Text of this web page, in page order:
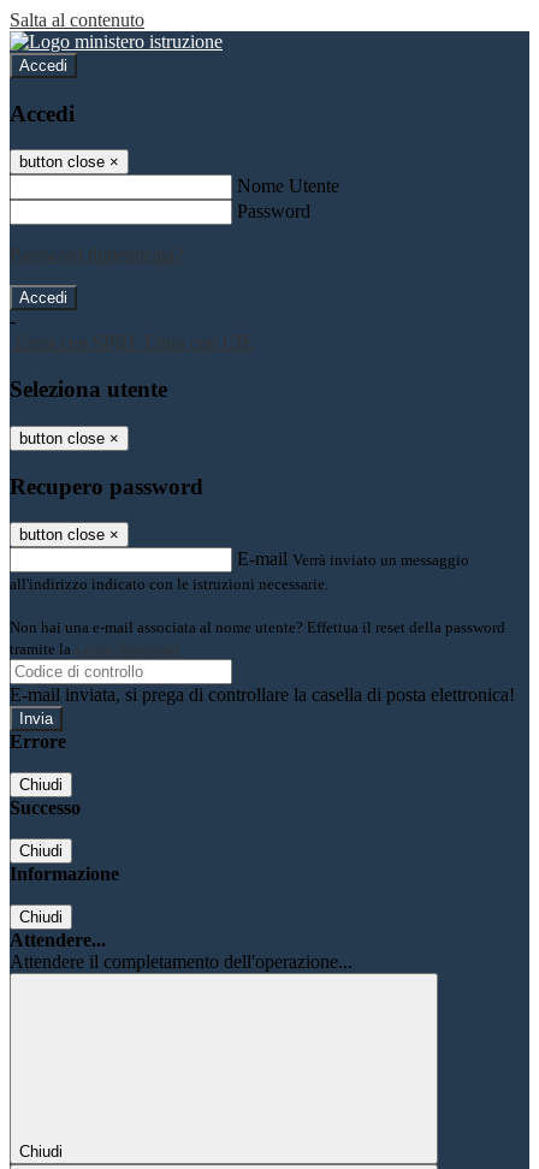
Salta al contenuto
Accedi
Accedi
button close ×
Nome Utente
Password
Password dimenticata?
-
Entra con SPID
Entra con CIE
Seleziona utente
button close ×
Recupero password
button close ×
E-mail Verrà inviato un messaggio
all'indirizzo indicato con le istruzioni necessarie.
Non hai una e-mail associata al nome utente? Effettua il reset della password
tramite la Login Spaggiari
E-mail inviata, si prega di controllare la casella di posta elettronica!
Errore
Chiudi
Successo
Chiudi
Informazione
Chiudi
Attendere...
Attendere il completamento dell'operazione...
Chiudi